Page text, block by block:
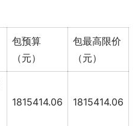
包预算
（元）
包最高限价
（元）
1815414.06 1815414.06